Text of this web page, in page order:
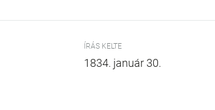
ÍRÁS KELTE
1834. január 30.